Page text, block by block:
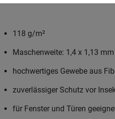
118 g/m²
Maschenweite: 1,4 x 1,13
hochwertiges Gewebe aus
zuverlässiger Schutz vor
für Fenster und Türen